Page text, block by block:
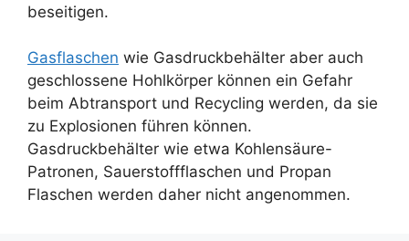
beseitigen.
Gasflaschen wie Gasdruckbehälter aber auch
geschlossene Hohlkörper können ein Gefahr
beim Abtransport und Recycling werden, da sie
zu Explosionen führen können.
Gasdruckbehälter wie etwa Kohlensäure-
Patronen, Sauerstoffflaschen und Propan
Flaschen werden daher nicht angenommen.